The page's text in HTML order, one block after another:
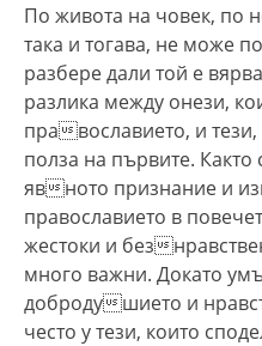
По живота на човек, по
така и тогава, не може
разбере дали той е
разлика между онези,
православието, и тези,
полза на първите. Както
явното признание и
православието в
жестоки и без
много важни. Докато
добродушието и
често у тези, които